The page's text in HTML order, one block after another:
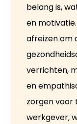
belang is,
en
afreizen om
verrichten,
en
zorgen
werkgever,